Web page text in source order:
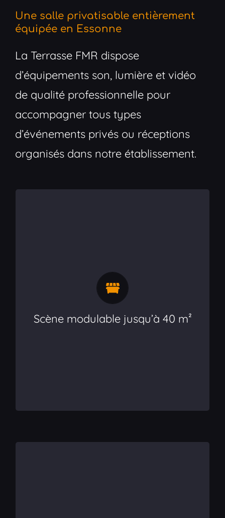
Une salle privatisable entièrement
équipée en Essonne
La Terrasse FMR dispose
d’équipements son, lumière et vidéo
de qualité professionnelle pour
accompagner tous types
d’événements privés ou réceptions
organisés dans notre établissement.
Scène modulable jusqu’à 40 m²